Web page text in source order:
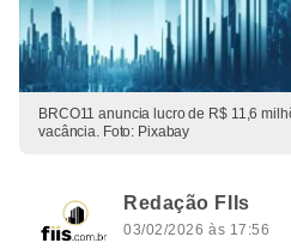
BRCO11 anuncia lucro de R$ 11,6
vacância. Foto: Pixabay
Redação FIIs
03/02/2026 às 17:56